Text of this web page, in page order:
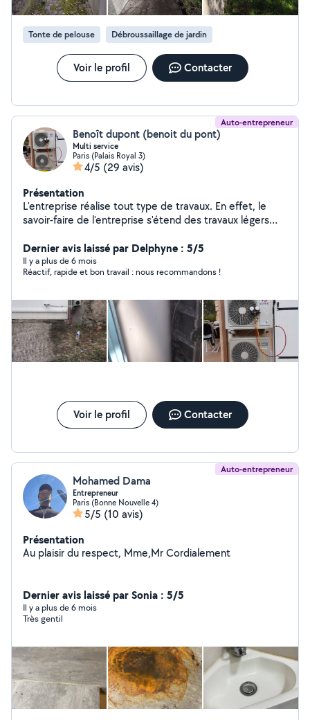
Tonte de pelouse Débroussaillage de jardin
Voir le profil Contacter
Auto-entrepreneur
Benoît dupont (benoit du pont)
Multi service
Paris (Palais Royal 3)
4/5 (29 avis)
Présentation
L'entreprise réalise tout type de travaux. En effet, le
savoir-faire de l'entreprise s'étend des travaux légers
travaux plus complexes nécessitant une expérience
certaine tels que la maçonnerie, la rénovation, le travail
du bois, la pose de placoplâtre et la pose de
L'entreprise peut également intervenir dans la
rénovation et l'entretien des extérieurs de votre habitat.
Dernier avis laissé par Delphyne : 5/5
Il y a plus de 6 mois
Réactif, rapide et bon travail : nous recommandons !
Voir le profil Contacter
Auto-entrepreneur
Mohamed Dama
Entrepreneur
Paris (Bonne Nouvelle 4)
5/5 (10 avis)
Présentation
Au plaisir du respect, Mme,Mr Cordialement
Dernier avis laissé par Sonia : 5/5
Il y a plus de 6 mois
Très gentil